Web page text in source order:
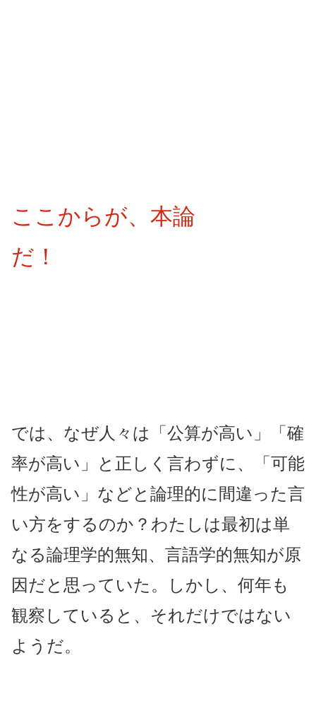
ここからが、本論
だ！
では、なぜ人々は「公算が高い」「確
率が高い」と正しく言わずに、「可能
性が高い」などと論理的に間違った言
い方をするのか？わたしは最初は単
なる論理学的無知、言語学的無知が原
因だと思っていた。しかし、何年も
観察していると、それだけではない
ようだ。